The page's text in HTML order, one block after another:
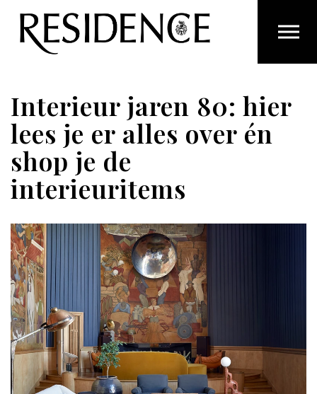
Overslaan en ga direct naar de inhoud
Interieur jaren 80: hier
lees je er alles over én
shop je de
interieuritems